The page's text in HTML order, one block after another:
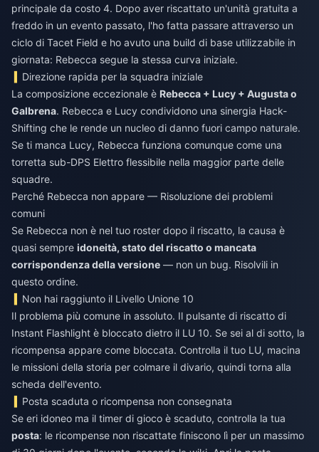
principale da costo 4. Dopo aver riscattato un'unità gratuita a
freddo in un evento passato, l'ho fatta passare attraverso un
ciclo di Tacet Field e ho avuto una build di base utilizzabile in
giornata: Rebecca segue la stessa curva iniziale.
Direzione rapida per la squadra iniziale
La composizione eccezionale è Rebecca + Lucy + Augusta o
Galbrena. Rebecca e Lucy condividono una sinergia Hack-
Shifting che le rende un nucleo di danno fuori campo naturale.
Se ti manca Lucy, Rebecca funziona comunque come una
torretta sub-DPS Elettro flessibile nella maggior parte delle
squadre.
Perché Rebecca non appare — Risoluzione dei problemi
comuni
Se Rebecca non è nel tuo roster dopo il riscatto, la causa è
quasi sempre idoneità, stato del riscatto o mancata
corrispondenza della versione — non un bug. Risolvili in
questo ordine.
Non hai raggiunto il Livello Unione 10
Il problema più comune in assoluto. Il pulsante di riscatto di
Instant Flashlight è bloccato dietro il LU 10. Se sei al di sotto, la
ricompensa appare come bloccata. Controlla il tuo LU, macina
le missioni della storia per colmare il divario, quindi torna alla
scheda dell'evento.
Posta scaduta o ricompensa non consegnata
Se eri idoneo ma il timer di gioco è scaduto, controlla la tua
posta: le ricompense non riscattate finiscono lì per un massimo